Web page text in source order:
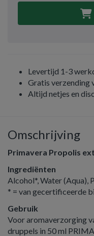
Levertijd 1-3
Gratis verzending
Altijd netjes en
Omschrijving
Primavera Propolis
Ingrediënten
Alcohol*, Water (Aqua),
* = van gecertificeerde
Gebruik
Voor aromaverzorging
druppels in 50 ml